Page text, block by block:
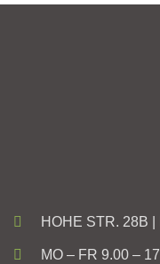
HOHE STR. 28B
MO – FR 9.00 –